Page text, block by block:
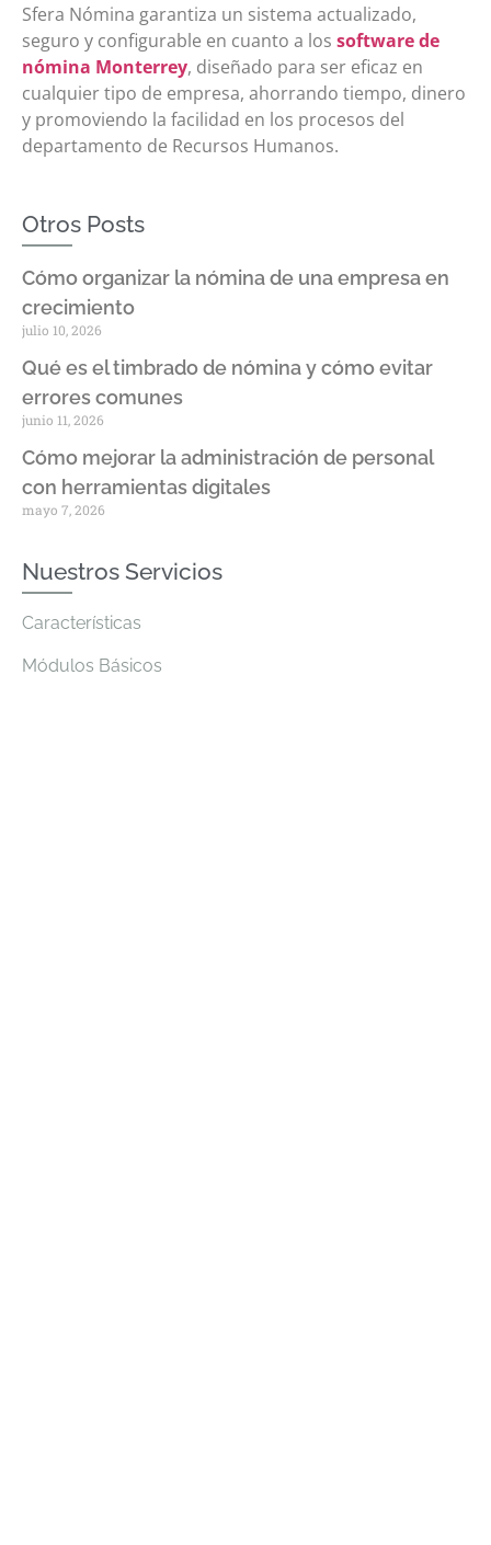
Sfera Nómina garantiza un sistema actualizado,
seguro y configurable en cuanto a los software de
nómina Monterrey, diseñado para ser eficaz en
cualquier tipo de empresa, ahorrando tiempo, dinero
y promoviendo la facilidad en los procesos del
departamento de Recursos Humanos.
Otros Posts
Cómo organizar la nómina de una empresa en
crecimiento
julio 10, 2026
Qué es el timbrado de nómina y cómo evitar
errores comunes
junio 11, 2026
Cómo mejorar la administración de personal
con herramientas digitales
mayo 7, 2026
Nuestros Servicios
Características
Módulos Básicos